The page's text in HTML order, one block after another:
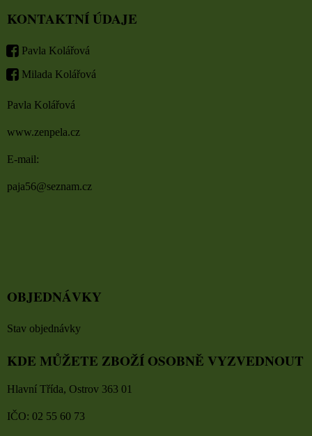
KONTAKTNÍ ÚDAJE
Pavla Kolářová
Milada Kolářová
Pavla Kolářová
www.zenpela.cz
E-mail:
paja56@seznam.cz
OBJEDNÁVKY
Stav objednávky
KDE MŮŽETE ZBOŽÍ OSOBNĚ VYZVEDNOUT
Hlavní Třída, Ostrov 363 01
IČO: 02 55 60 73